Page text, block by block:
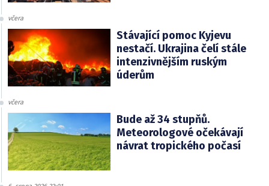
včera
Stávající pomoc Kyjevu
nestačí. Ukrajina čelí stále
intenzivnějším ruským
úderům
včera
Bude až 34 stupňů.
Meteorologové očekávají
návrat tropického počasí